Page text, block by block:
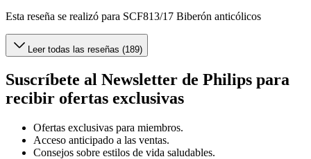
Esta reseña se realizó para SCF813/17 Biberón anticólicos
Leer todas las reseñas (189)
Suscríbete al Newsletter de Philips para
recibir ofertas exclusivas
Ofertas exclusivas para miembros.
Acceso anticipado a las ventas.
Consejos sobre estilos de vida saludables.